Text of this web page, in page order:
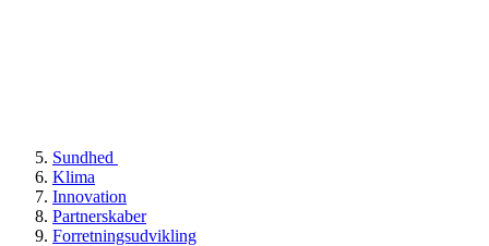
Sundhed
Klima
Innovation
Partnerskaber
Forretningsudvikling